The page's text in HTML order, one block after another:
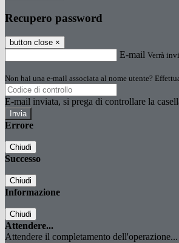
Recupero password
button close ×
E-mail Verrà
Non hai una e-mail associata al nome utente?
E-mail inviata, si prega di controllare la
Errore
Chiudi
Successo
Chiudi
Informazione
Chiudi
Attendere...
Attendere il completamento dell'operazione...